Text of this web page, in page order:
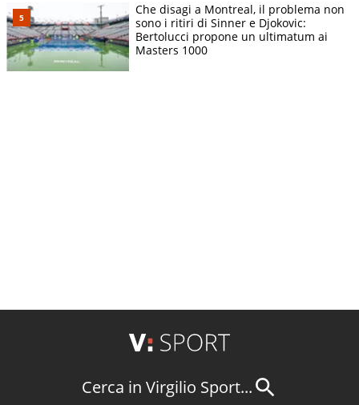
Che disagi a Montreal, il problema non
sono i ritiri di Sinner e Djokovic:
Bertolucci propone un ultimatum ai
Masters 1000
Cerca in Virgilio Sport...